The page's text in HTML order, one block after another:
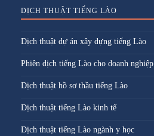
DỊCH THUẬT TIẾNG LÀO
Dịch thuật dự án xây dựng tiếng Lào
Phiên dịch tiếng Lào cho doanh nghiệp
Dịch thuật hồ sơ thầu tiếng Lào
Dịch thuật tiếng Lào kinh tế
Dịch thuật tiếng Lào ngành y học